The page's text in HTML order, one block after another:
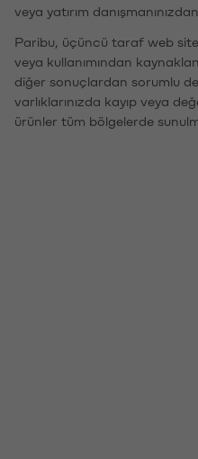
veya yatırım
Paribu, üçüncü taraf web
veya kullanımından
diğer sonuçlardan sorumlu
varlıklarınızda kayıp veya
ürünler tüm bölgelerde